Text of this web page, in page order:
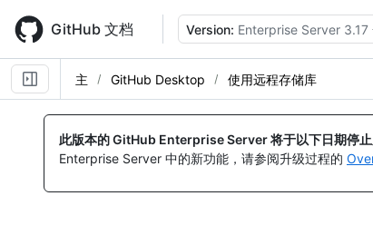
main
content
GitHub 文档 Version: Enterprise Server 3.17
主 GitHub Desktop 使用远程存储库
此版本的 GitHub Enterprise Server 将于以下日期停
Enterprise Server 中的新功能，请参阅升级过程的